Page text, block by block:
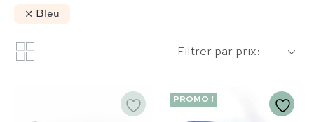
Bleu
Filtrer par prix:
PROMO !